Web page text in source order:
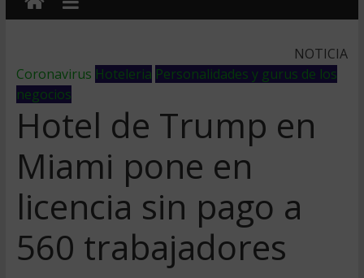
NOTICIA
Coronavirus Hoteleria Personalidades y gurus de los
negocios
Hotel de Trump en
Miami pone en
licencia sin pago a
560 trabajadores